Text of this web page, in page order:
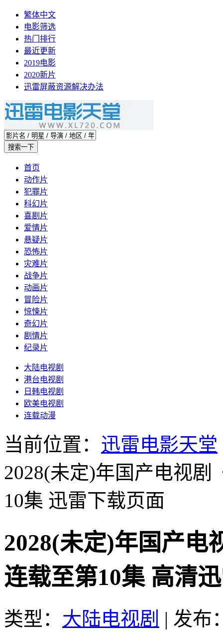
繁体中文
电影筛选
热门排行
最近更新
2019电影
2020新片
迅雷屏蔽资源解决办法
首页
动作片
犯罪片
科幻片
喜剧片
爱情片
悬疑片
恐怖片
灾难片
战争片
动画片
冒险片
惊悚片
奇幻片
剧情片
纪录片
大陆电视剧
港台电视剧
日韩电视剧
欧美电视剧
连载动漫
当前位置： 迅雷电影天堂
2028(未定)年国产电视剧
10集 迅雷下载页面
2028(未定)年国产电
连载至第10集 高清
类型： 大陆电视剧 | 发布